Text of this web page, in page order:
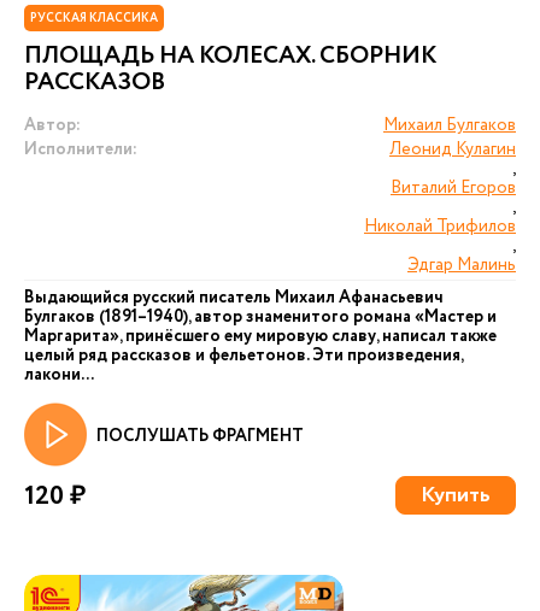
РУССКАЯ КЛАССИКА
ПЛОЩАДЬ НА КОЛЕСАХ. СБОРНИК
РАССКАЗОВ
Автор:
Михаил Булгаков
Исполнители:
Леонид Кулагин
,
Виталий Егоров
,
Николай Трифилов
,
Эдгар Малинь
Выдающийся русский писатель Михаил Афанасьевич
Булгаков (1891–1940), автор знаменитого романа «Мастер и
Маргарита», принёсшего ему мировую славу, написал также
целый ряд рассказов и фельетонов. Эти произведения,
лакони...
ПОСЛУШАТЬ ФРАГМЕНТ
120 ₽ Купить